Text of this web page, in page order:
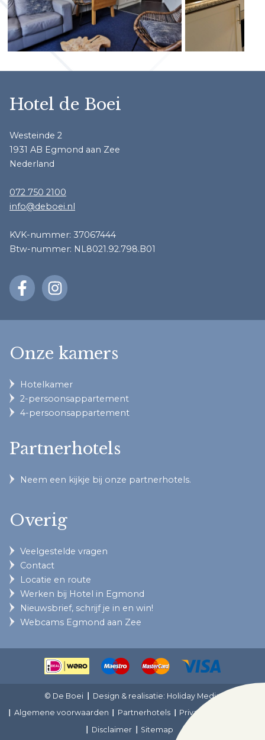
Hotel de Boei
Westeinde 2
1931 AB Egmond aan Zee
Nederland
072 750 2100
info@deboei.nl
KVK-nummer: 37067444
Btw-nummer: NL8021.92.798.B01
Onze kamers
Hotelkamer
2-persoonsappartement
4-persoonsappartement
Partnerhotels
Neem een kijkje bij onze partnerhotels.
Overig
Veelgestelde vragen
Contact
Locatie en route
Werken bij Hotel in Egmond
Nieuwsbrief, schrijf je in en win!
Webcams Egmond aan Zee
© De Boei
Design & realisatie: Holiday Media
Algemene voorwaarden
Partnerhotels
Privacy en cookies
Disclaimer
Sitemap